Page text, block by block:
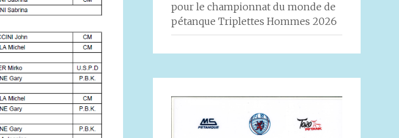
pour le championnat du monde de
pétanque Triplettes Hommes 2026